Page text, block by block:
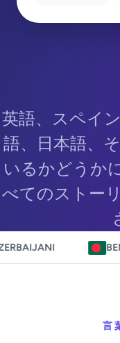
英語、スペイ
語、日本語、
いるかどうか
べてのストー
BENGALI
言